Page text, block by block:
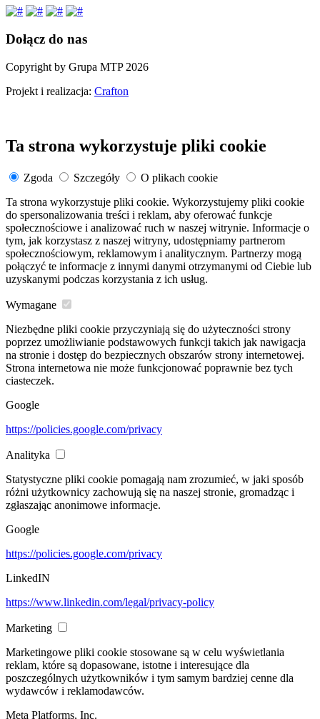
Dołącz do nas
Copyright by Grupa MTP 2026
Projekt i realizacja: Crafton
Ta strona wykorzystuje pliki cookie
Zgoda Szczegóły
O plikach cookie
Ta strona wykorzystuje pliki cookie. Wykorzystujemy pliki cookie
do spersonalizowania treści i reklam, aby oferować funkcje
społecznościowe i analizować ruch w naszej witrynie. Informacje o
tym, jak korzystasz z naszej witryny, udostępniamy partnerom
społecznościowym, reklamowym i analitycznym. Partnerzy mogą
połączyć te informacje z innymi danymi otrzymanymi od Ciebie lub
uzyskanymi podczas korzystania z ich usług.
Wymagane
Niezbędne pliki cookie przyczyniają się do użyteczności strony
poprzez umożliwianie podstawowych funkcji takich jak nawigacja
na stronie i dostęp do bezpiecznych obszarów strony internetowej.
Strona internetowa nie może funkcjonować poprawnie bez tych
ciasteczek.
Google
https://policies.google.com/privacy
Analityka
Statystyczne pliki cookie pomagają nam zrozumieć, w jaki sposób
różni użytkownicy zachowują się na naszej stronie, gromadząc i
zgłaszając anonimowe informacje.
Google
https://policies.google.com/privacy
LinkedIN
https://www.linkedin.com/legal/privacy-policy
Marketing
Marketingowe pliki cookie stosowane są w celu wyświetlania
reklam, które są dopasowane, istotne i interesujące dla
poszczególnych użytkowników i tym samym bardziej cenne dla
wydawców i reklamodawców.
Meta Platforms, Inc.